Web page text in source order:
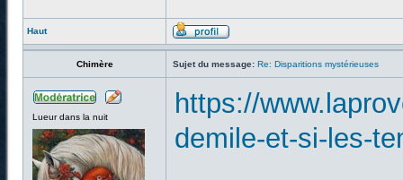
Haut
Chimère Sujet du message: Re: Disparitions mystérieuses
Lueur dans la nuit
https://
demile-et-si-les-